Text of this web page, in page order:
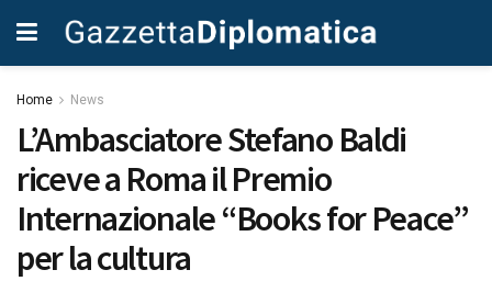
Home News
L’Ambasciatore Stefano Baldi
riceve a Roma il Premio
Internazionale “Books for Peace”
per la cultura